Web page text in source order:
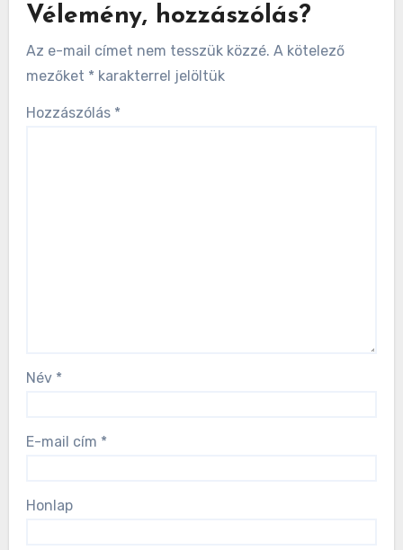
Vélemény, hozzászólás?
Az e-mail címet nem tesszük közzé. A kötelező
mezőket * karakterrel jelöltük
Hozzászólás *
Név *
E-mail cím *
Honlap